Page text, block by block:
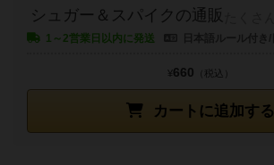
シュガー＆スパイクの通販
1～2営業日以内に発送
カートに追加する
¥660 （税込）